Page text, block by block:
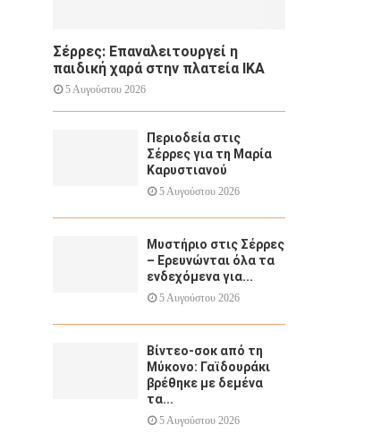
Σέρρες: Επαναλειτουργεί η
παιδική χαρά στην πλατεία ΙΚΑ
5 Αυγούστου 2026
Περιοδεία στις
Σέρρες για τη Μαρία
Καρυστιανού
5 Αυγούστου 2026
Μυστήριο στις Σέρρες
– Ερευνώνται όλα τα
ενδεχόμενα για...
5 Αυγούστου 2026
Βίντεο-σοκ από τη
Μύκονο: Γαϊδουράκι
βρέθηκε με δεμένα
τα...
5 Αυγούστου 2026